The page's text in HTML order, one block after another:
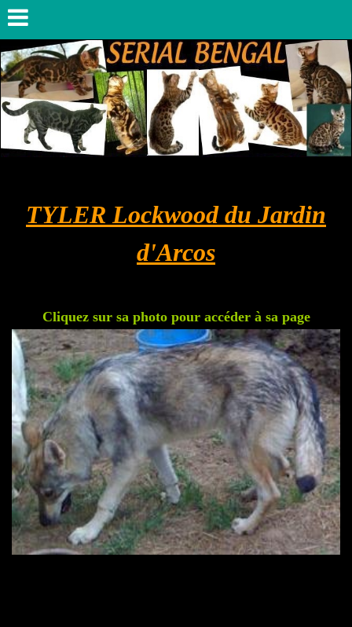
TYLER Lockwood du Jardin
d'Arcos
Cliquez sur sa photo pour accéder à sa page